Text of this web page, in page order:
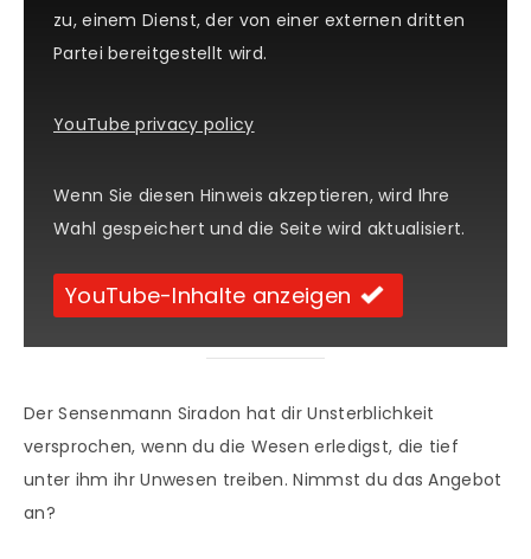
zu, einem Dienst, der von einer externen dritten
Partei bereitgestellt wird.
YouTube privacy policy
Wenn Sie diesen Hinweis akzeptieren, wird Ihre
Wahl gespeichert und die Seite wird aktualisiert.
YouTube-Inhalte anzeigen
Der Sensenmann Siradon hat dir Unsterblichkeit
versprochen, wenn du die Wesen erledigst, die tief
unter ihm ihr Unwesen treiben. Nimmst du das Angebot
an?